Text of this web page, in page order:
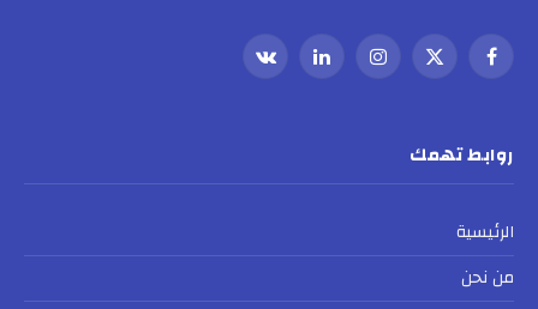
فيسبوك
X
الانستغراملينكدإنVKontakte
روابط تهمك
الرئيسية
من نحن